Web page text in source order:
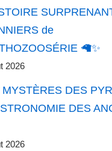
de
🦙✨
2026
MYSTÈRES DES
DES
2026